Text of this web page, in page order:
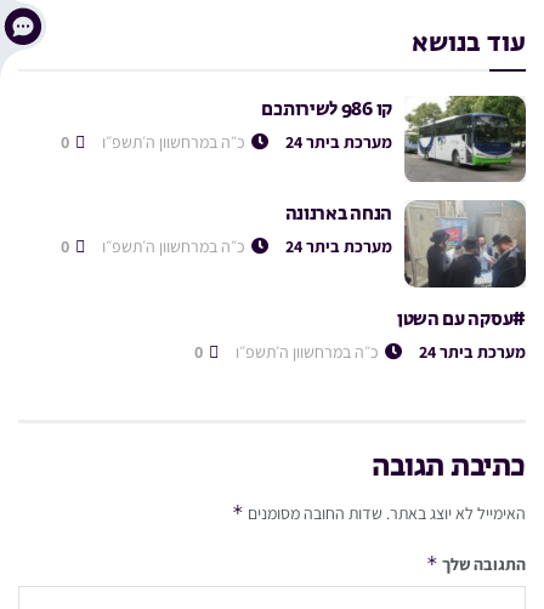
עוד בנושא
קו 986 לשירותכם
מערכת ביתר 24 כ״ה במרחשוון ה׳תשפ״ו
הנחה בארנונה
מערכת ביתר 24 כ״ה במרחשוון ה׳תשפ״ו
#עסקה עם השטן
מערכת ביתר 24 כ״ה במרחשוון ה׳תשפ״ו
כתיבת תגובה
האימייל לא יוצג באתר. שדות החובה מסומנים *
התגובה שלך *